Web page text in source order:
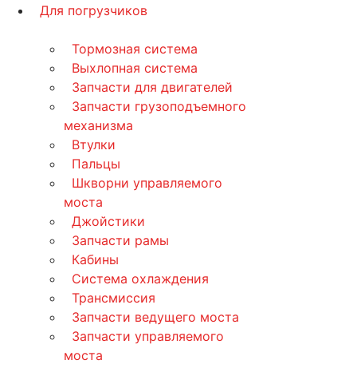
Для погрузчиков
Тормозная система
Выхлопная система
Запчасти для двигателей
Запчасти грузоподъемного
механизма
Втулки
Пальцы
Шкворни управляемого
моста
Джойстики
Запчасти рамы
Кабины
Система охлаждения
Трансмиссия
Запчасти ведущего моста
Запчасти управляемого
моста